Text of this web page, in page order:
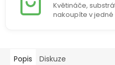
Květináče,
nakoupíte v
Popis Diskuze